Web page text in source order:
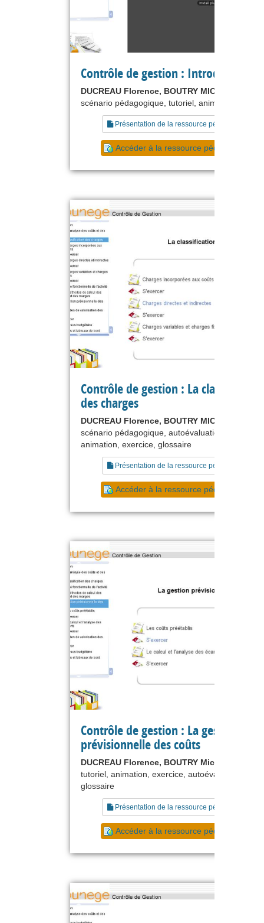
Contrôle de gestion : Introduction
DUCREAU Florence, BOUTRY MICHEL
scénario pédagogique, tutoriel, animation
Présentation de la ressource pédagogique
Accéder à la ressource pédagogique
Contrôle de gestion : La
des charges
DUCREAU Florence, BOUTRY MICHEL
scénario pédagogique, autoévaluation, tutoriel,
animation, exercice, glossaire
Présentation de la ressource pédagogique
Accéder à la ressource pédagogique
Contrôle de gestion : La gestion
prévisionnelle des coûts
DUCREAU Florence, BOUTRY Michel
tutoriel, animation, exercice, autoévaluation,
glossaire
Présentation de la ressource pédagogique
Accéder à la ressource pédagogique